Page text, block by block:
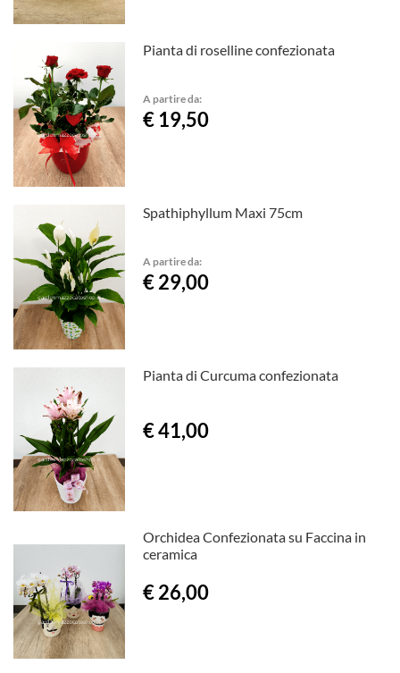
Pianta di roselline confezionata
A partire da:
€ 19,50
Spathiphyllum Maxi 75cm
A partire da:
€ 29,00
Pianta di Curcuma confezionata
€ 41,00
Orchidea Confezionata su Faccina in
ceramica
€ 26,00